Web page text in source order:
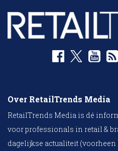
Over RetailTrends Media
RetailTrends Media is dé
voor professionals in retail &
dagelijkse actualiteit